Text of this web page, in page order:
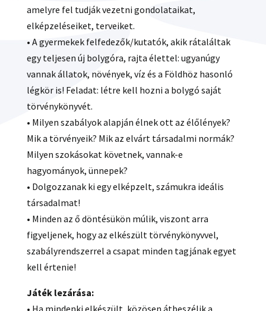
amelyre fel tudják vezetni gondolataikat,
elképzeléseiket, terveiket.
• A gyermekek felfedezők/kutatók, akik rátaláltak
egy teljesen új bolygóra, rajta élettel: ugyanúgy
vannak állatok, növények, víz és a Földhöz hasonló
légkör is! Feladat: létre kell hozni a bolygó saját
törvénykönyvét.
• Milyen szabályok alapján élnek ott az élőlények?
Mik a törvényeik? Mik az elvárt társadalmi normák?
Milyen szokásokat követnek, vannak-e
hagyományok, ünnepek?
• Dolgozzanak ki egy elképzelt, számukra ideális
társadalmat!
• Minden az ő döntésükön múlik, viszont arra
figyeljenek, hogy az elkészült törvénykönyvvel,
szabályrendszerrel a csapat minden tagjának egyet
kell értenie!
Játék lezárása:
• Ha mindenki elkészült, közösen átbeszélik a